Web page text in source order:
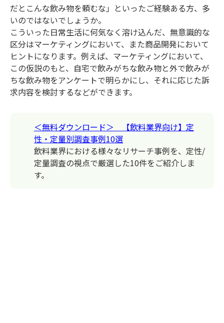
だとこんな飲み物を頼むな」といったご経験ある方、多
いのではないでしょうか。
こういった日常生活に何気なく溶け込んだ、無意識的な
区分はマーケティングにおいて、また商品開発において
ヒントになります。例えば、マーケティングにおいて、
この仮説のもと、自宅で飲みがちな飲み物と外で飲みが
ちな飲み物をアンケートで明らかにし、それに応じた訴
求内容を検討するなどができます。
＜無料ダウンロード＞ 【飲料業界向け】定
性・定量別調査事例10選
飲料業界における様々なリサーチ事例を、定性/
定量調査の視点で厳選した10件をご紹介しま
す。